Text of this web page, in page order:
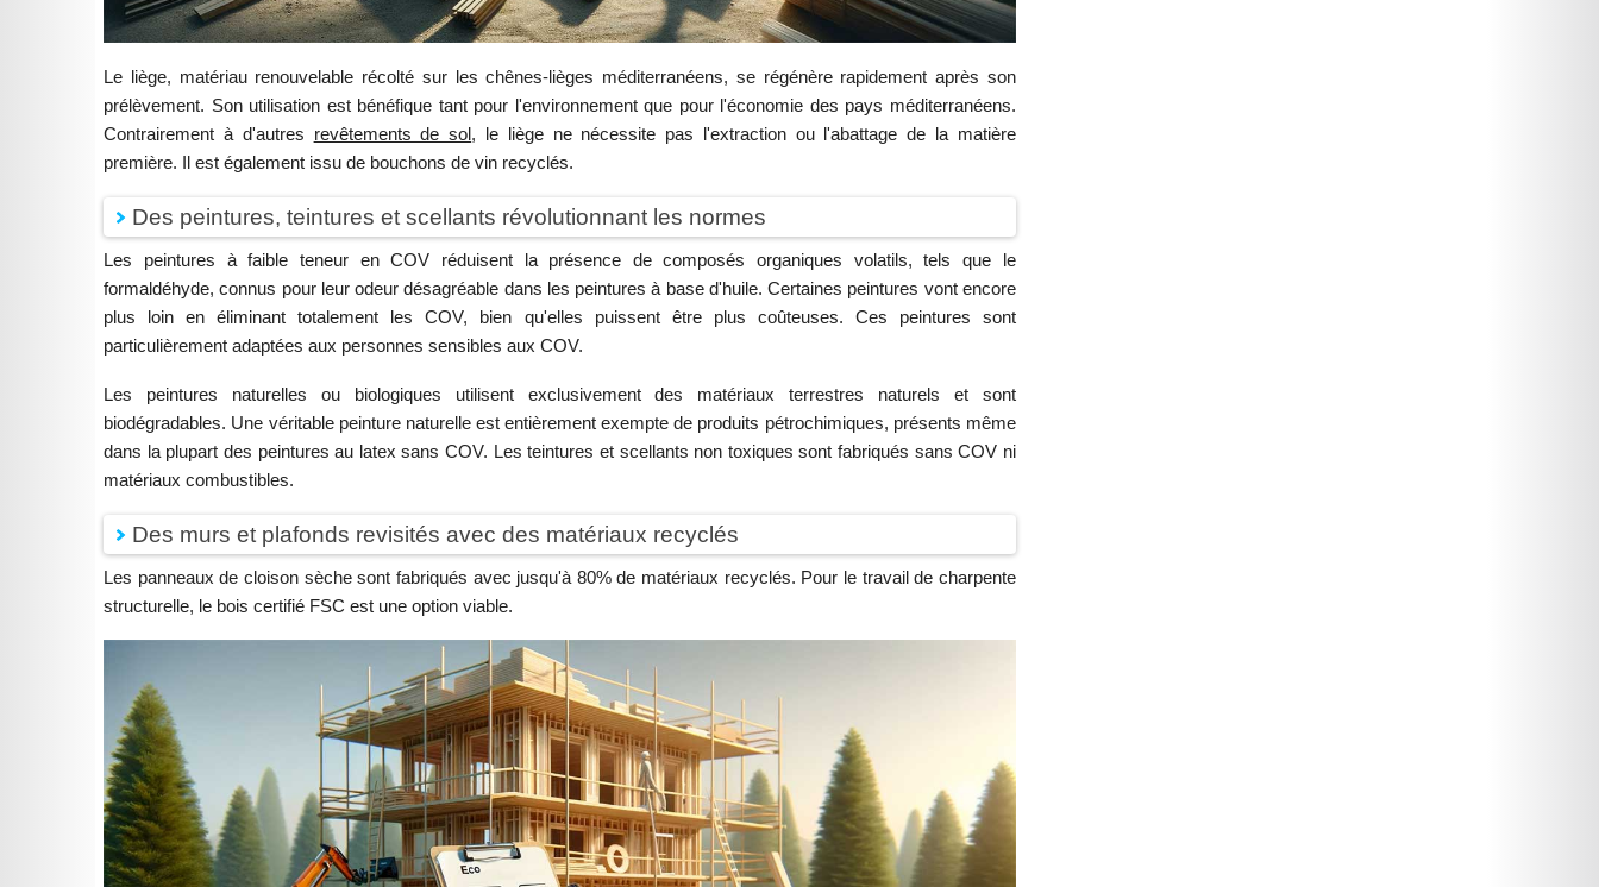
Le liège, matériau renouvelable récolté sur les chênes-lièges méditerranéens, se régénère rapidement après son
prélèvement. Son utilisation est bénéfique tant pour l'environnement que pour l'économie des pays méditerranéens.
Contrairement à d'autres revêtements de sol, le liège ne nécessite pas l'extraction ou l'abattage de la matière
première. Il est également issu de bouchons de vin recyclés.
Des peintures, teintures et scellants révolutionnant les normes
Les peintures à faible teneur en COV réduisent la présence de composés organiques volatils, tels que le
formaldéhyde, connus pour leur odeur désagréable dans les peintures à base d'huile. Certaines peintures vont encore
plus loin en éliminant totalement les COV, bien qu'elles puissent être plus coûteuses. Ces peintures sont
particulièrement adaptées aux personnes sensibles aux COV.
Les peintures naturelles ou biologiques utilisent exclusivement des matériaux terrestres naturels et sont
biodégradables. Une véritable peinture naturelle est entièrement exempte de produits pétrochimiques, présents même
dans la plupart des peintures au latex sans COV. Les teintures et scellants non toxiques sont fabriqués sans COV ni
matériaux combustibles.
Des murs et plafonds revisités avec des matériaux recyclés
Les panneaux de cloison sèche sont fabriqués avec jusqu'à 80% de matériaux recyclés. Pour le travail de charpente
structurelle, le bois certifié FSC est une option viable.